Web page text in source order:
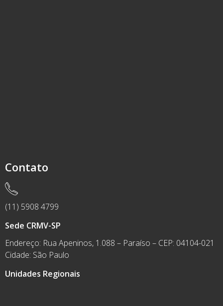
Contato
(11) 5908 4799
Sede CRMV-SP
Endereço: Rua Apeninos, 1.088 – Paraíso – CEP: 04104-021
Cidade: São Paulo
Unidades Regionais